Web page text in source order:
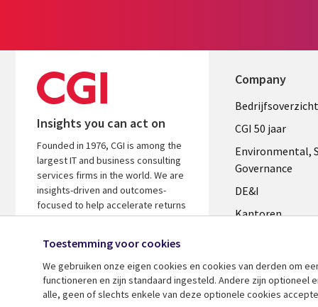
Insights you can act on
Founded in 1976, CGI is among the
largest IT and business consulting
services firms in the world. We are
insights-driven and outcomes-
focused to help accelerate returns
on your investments.
Company
Useful
links
Bedrijfsoverzicht
CGI 50 jaar
Environmental,
Governance
DE&I
Kantoren
Media center
Alliances
Toestemming voor cookies
We gebruiken onze eigen cookies en cookies van derden om
functioneren en zijn standaard ingesteld. Andere zijn
alle, geen of slechts enkele van deze optionele cookies